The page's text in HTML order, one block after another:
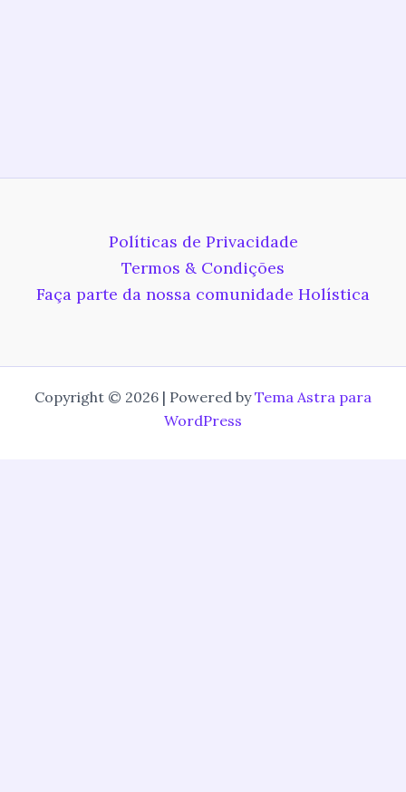
Políticas de Privacidade
Termos & Condições
Faça parte da nossa comunidade Holística
Copyright © 2026 | Powered byTema Astra para
WordPress